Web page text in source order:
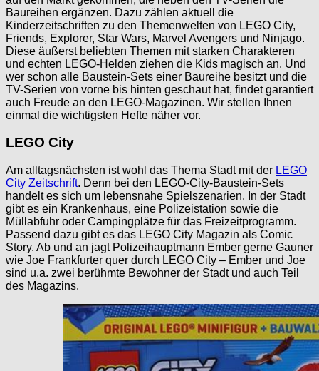
Baureihen ergänzen. Dazu zählen aktuell die
Kinderzeitschriften zu den Themenwelten von LEGO City,
Friends, Explorer, Star Wars, Marvel Avengers und Ninjago.
Diese äußerst beliebten Themen mit starken Charakteren
und echten LEGO-Helden ziehen die Kids magisch an. Und
wer schon alle Baustein-Sets einer Baureihe besitzt und die
TV-Serien von vorne bis hinten geschaut hat, findet garantiert
auch Freude an den LEGO-Magazinen. Wir stellen Ihnen
einmal die wichtigsten Hefte näher vor.
LEGO City
Am alltagsnächsten ist wohl das Thema Stadt mit der LEGO
City Zeitschrift. Denn bei den LEGO-City-Baustein-Sets
handelt es sich um lebensnahe Spielszenarien. In der Stadt
gibt es ein Krankenhaus, eine Polizeistation sowie die
Müllabfuhr oder Campingplätze für das Freizeitprogramm.
Passend dazu gibt es das LEGO City Magazin als Comic
Story. Ab und an jagt Polizeihauptmann Ember gerne Gauner
wie Joe Frankfurter quer durch LEGO City – Ember und Joe
sind u.a. zwei berühmte Bewohner der Stadt und auch Teil
des Magazins.